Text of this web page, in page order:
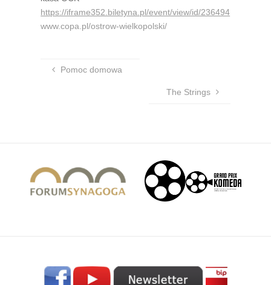
https://iframe352.biletyna.pl/event/view/id/236494
www.copa.pl/ostrow-wielkopolski/
Pomoc domowa
The Strings